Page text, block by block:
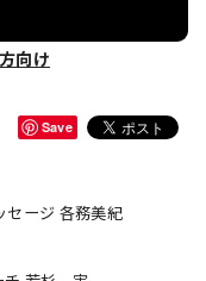
向け
Save
セージ 各務美紀